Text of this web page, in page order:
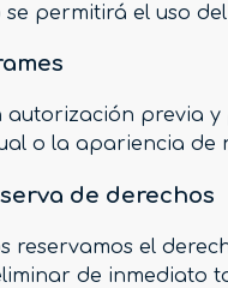
se permitirá el uso
autorización previa
o la apariencia de
de derechos
reservamos el
de inmediato